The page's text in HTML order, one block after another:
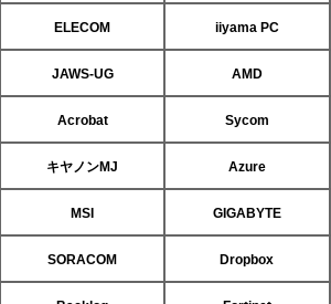
ELECOM iiyama PC
JAWS-UG AMD
Acrobat Sycom
キヤノンMJ Azure
MSI GIGABYTE
SORACOM Dropbox